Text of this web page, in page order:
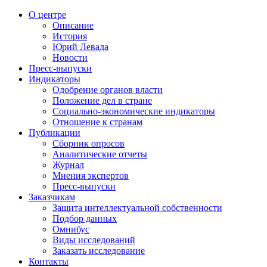
О центре
Описание
История
Юрий Левада
Новости
Пресс-выпуски
Индикаторы
Одобрение органов власти
Положение дел в стране
Социально-экономические индикаторы
Отношение к странам
Публикации
Сборник опросов
Аналитические отчеты
Журнал
Мнения экспертов
Пресс-выпуски
Заказчикам
Защита интеллектуальной собственности
Подбор данных
Омнибус
Виды исследований
Заказать исследование
Контакты